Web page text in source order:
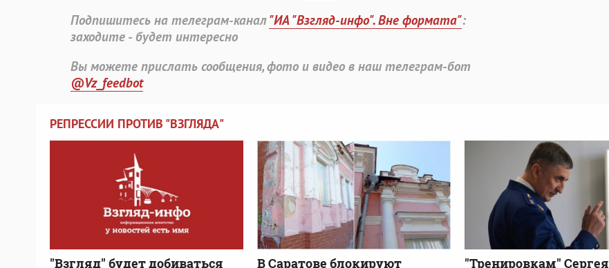
Подпишитесь на телеграм-канал"ИА "Взгляд-инфо". Вне формата":
заходите - будет интересно
Вы можете прислать сообщения, фото и видео в наш телеграм-бот
@Vz_feedbot
РЕПРЕССИИ ПРОТИВ "ВЗГЛЯДА"
"Взгляд" будет добиваться В Саратове блокируют "Тренировкам" Сергея